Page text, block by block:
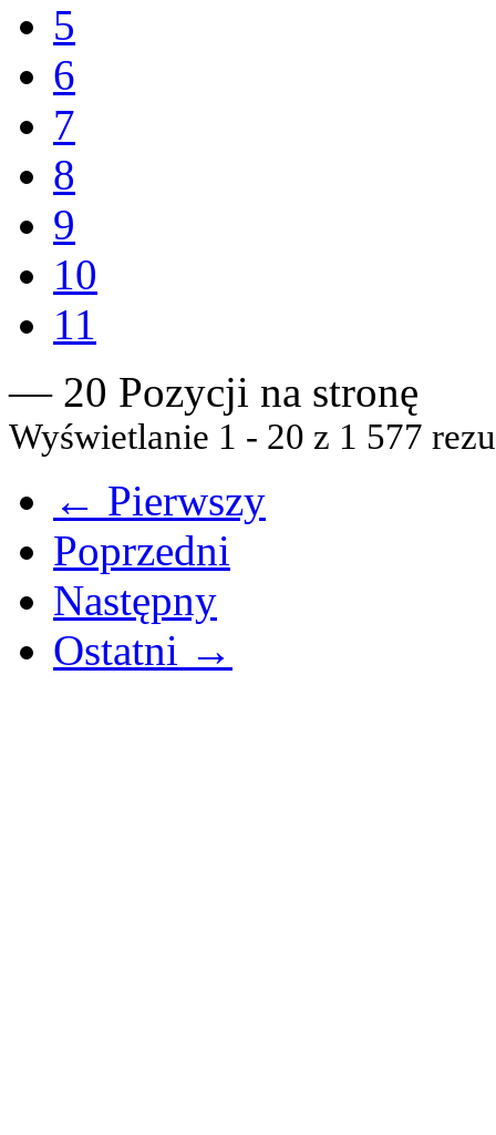
5
6
7
8
9
10
11
— 20 Pozycji na stronę
Wyświetlanie 1 - 20 z 1 577
← Pierwszy
Poprzedni
Następny
Ostatni →